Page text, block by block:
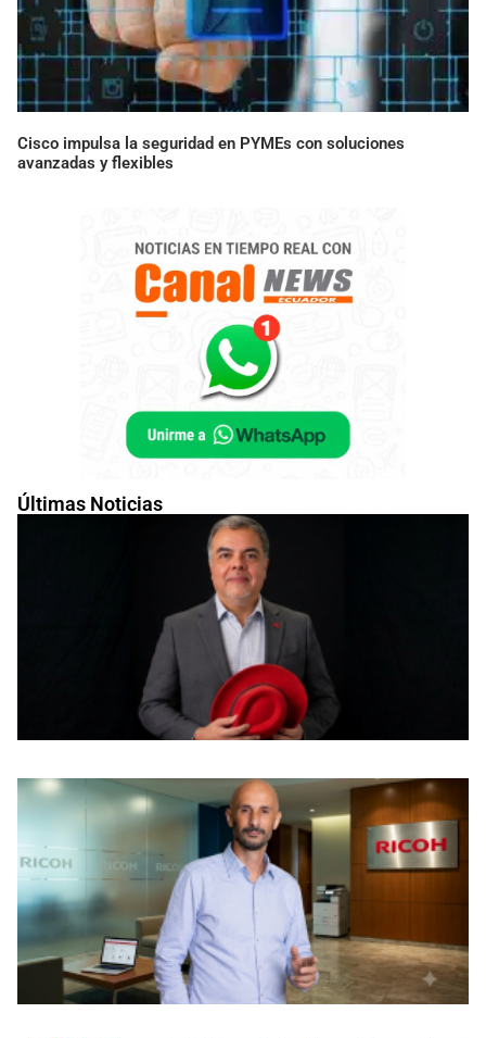
Últimas Noticias
Cisco impulsa la seguridad en PYMEs con soluciones
avanzadas y flexibles